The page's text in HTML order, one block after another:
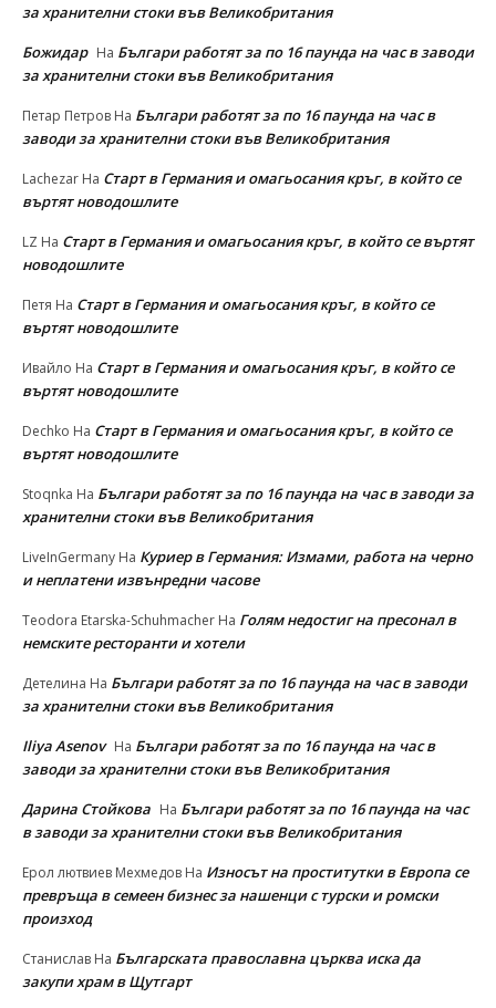
за хранителни стоки във Великобритания
Божидар На Българи работят за по 16 паунда на час в заводи
за хранителни стоки във Великобритания
Петар Петров На Българи работят за по 16 паунда на час в
заводи за хранителни стоки във Великобритания
Lachezar На Старт в Германия и омагьосания кръг, в който се
въртят новодошлите
LZ На Старт в Германия и омагьосания кръг, в който се въртят
новодошлите
Петя На Старт в Германия и омагьосания кръг, в който се
въртят новодошлите
Ивайло На Старт в Германия и омагьосания кръг, в който се
въртят новодошлите
Dechko На Старт в Германия и омагьосания кръг, в който се
въртят новодошлите
Stoqnka На Българи работят за по 16 паунда на час в заводи за
хранителни стоки във Великобритания
LiveInGermany На Куриер в Германия: Измами, работа на черно
и неплатени извънредни часове
Teodora Etarska-Schuhmacher На Голям недостиг на пресонал в
немските ресторанти и хотели
Детелина На Българи работят за по 16 паунда на час в заводи
за хранителни стоки във Великобритания
Iliya Asenov На Българи работят за по 16 паунда на час в
заводи за хранителни стоки във Великобритания
Дарина Стойкова На Българи работят за по 16 паунда на час
в заводи за хранителни стоки във Великобритания
Ерол лютвиев Мехмедов На Износът на проститутки в Европа се
превръща в семеен бизнес за нашенци с турски и ромски
произход
Станислав На Българската православна църква иска да
закупи храм в Щутгарт